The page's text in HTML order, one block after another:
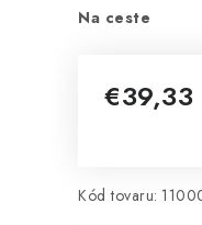
Na ceste
€39,33
Kód tovaru: